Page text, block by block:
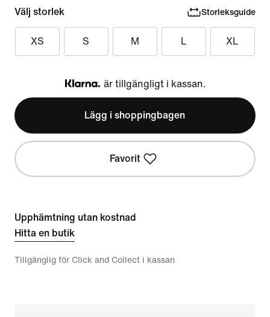
Välj storlek Storleksguide
XS S M L XL
Klarna
är tillgängligt i kassan.
Lägg i shoppingbagen
Favorit
Upphämtning utan kostnad
Hitta en butik
Tillgänglig för Click and Collect i kassan